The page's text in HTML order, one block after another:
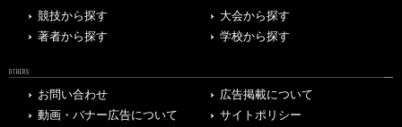
競技から探す
大会から探す
著者から探す
学校から探す
OTHERS
お問い合わせ
広告掲載について
動画・バナー広告について
サイトポリシー